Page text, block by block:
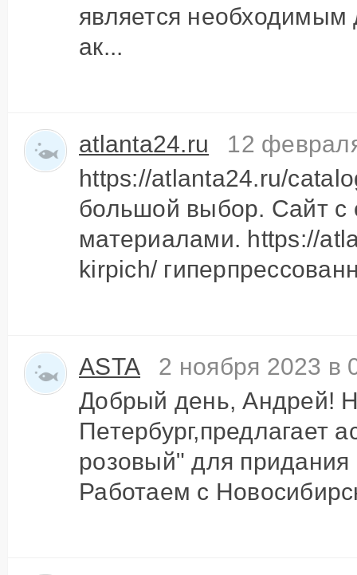
является
ак...
atlanta24.ru
12
https://atlanta24.ru/
большой выбор. Сайт с
материалами. https://
kirpich/
ASTA
2 ноября 2023 в
Добрый день, Андрей!
Петербург,предлагает
розовый" для придания
Работаем с